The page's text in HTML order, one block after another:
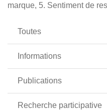
marque, 5. Sentiment de
Toutes
Informations
Publications
Recherche participative